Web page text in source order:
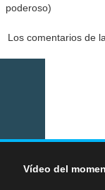
poderoso)
Los comentarios de
Vídeo del